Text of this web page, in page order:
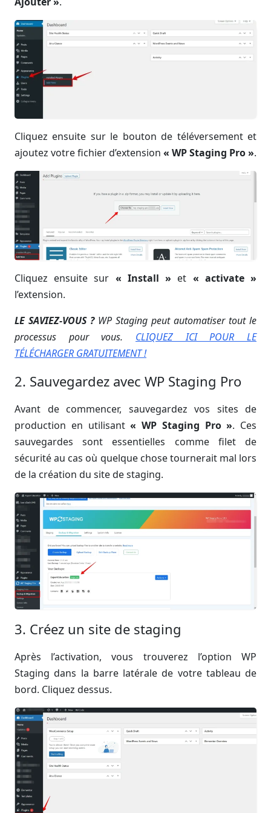
Cliquez ensuite sur le bouton de téléversement et
ajoutez votre fichier d’extension « WP Staging Pro ».
Cliquez ensuite sur « Install » et « activate »
l’extension.
LE SAVIEZ-VOUS ? WP Staging peut automatiser tout le
processus pour vous. CLIQUEZ ICI POUR LE
TÉLÉCHARGER GRATUITEMENT !
2. Sauvegardez avec WP Staging Pro
Avant de commencer, sauvegardez vos sites de
production en utilisant« WP Staging Pro ». Ces
sauvegardes sont essentielles comme filet de
sécurité au cas où quelque chose tournerait mal lors
de la création du site de staging.
3. Créez un site de staging
Après l’activation, vous trouverez l’option WP
Staging dans la barre latérale de votre tableau de
bord. Cliquez dessus.